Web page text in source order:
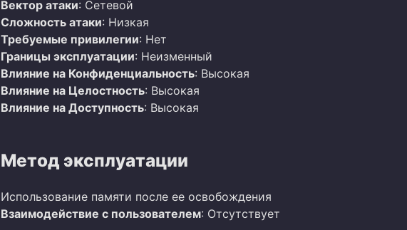
Вектор атаки: Сетевой
Сложность атаки: Низкая
Требуемые привилегии: Нет
Границы эксплуатации: Неизменный
Влияние на Конфиденциальность: Высокая
Влияние на Целостность: Высокая
Влияние на Доступность: Высокая
Метод эксплуатации
Использование памяти после ее освобождения
Взаимодействие с пользователем: Отсутствует